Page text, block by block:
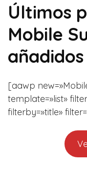
Últimos
Mobile
añadidos
[aawp
template=»list»
filterby=»title»